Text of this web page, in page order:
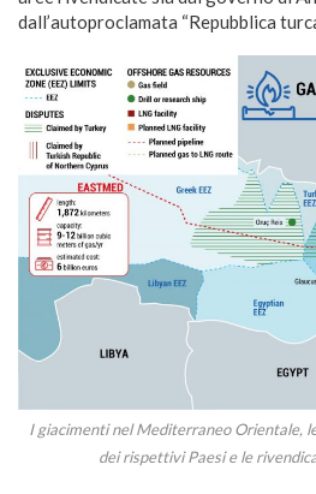
dall’autoproclamata “Repubblica
I giacimenti nel Mediterraneo Orientale,
dei rispettivi Paesi e le